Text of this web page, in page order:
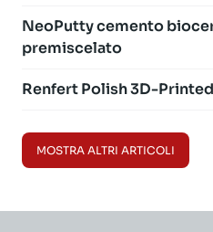
NeoPutty cemento
premiscelato
Renfert Polish 3D-
MOSTRA ALTRI ARTICOLI